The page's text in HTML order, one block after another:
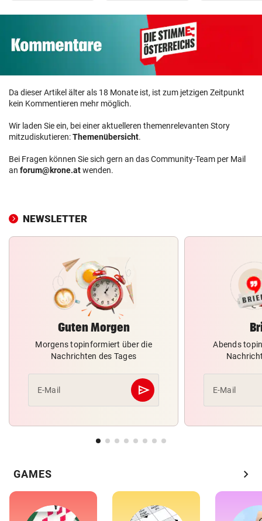
Da dieser Artikel älter als 18 Monate ist, ist zum jetzigen Zeitpunkt
kein Kommentieren mehr möglich.
Wir laden Sie ein, bei einer aktuelleren themenrelevanten Story
mitzudiskutieren:Themenübersicht.
Bei Fragen können Sie sich gern an das Community-Team per Mail
an forum@krone.atwenden.
NEWSLETTER
Guten Morgen
Morgens topinformiert über die
Nachrichten des Tages
E-Mail send
Abschicken
Abends
E-Mail
GAMES chevron_right